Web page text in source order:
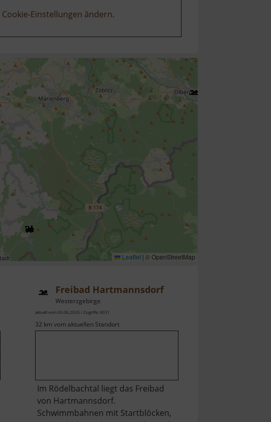
Cookie-Einstellungen ändern.
Leaflet | © OpenStreetMap
Freibad Hartmannsdorf
Westerzgebirge
aktuell vom 06.06.2026 / Zugriffe: 4031
32 km vom aktuellen Standort
Im Rödelbachtal liegt das Freibad
von Hartmannsdorf.
Schwimmbahnen mit Startblöcken,